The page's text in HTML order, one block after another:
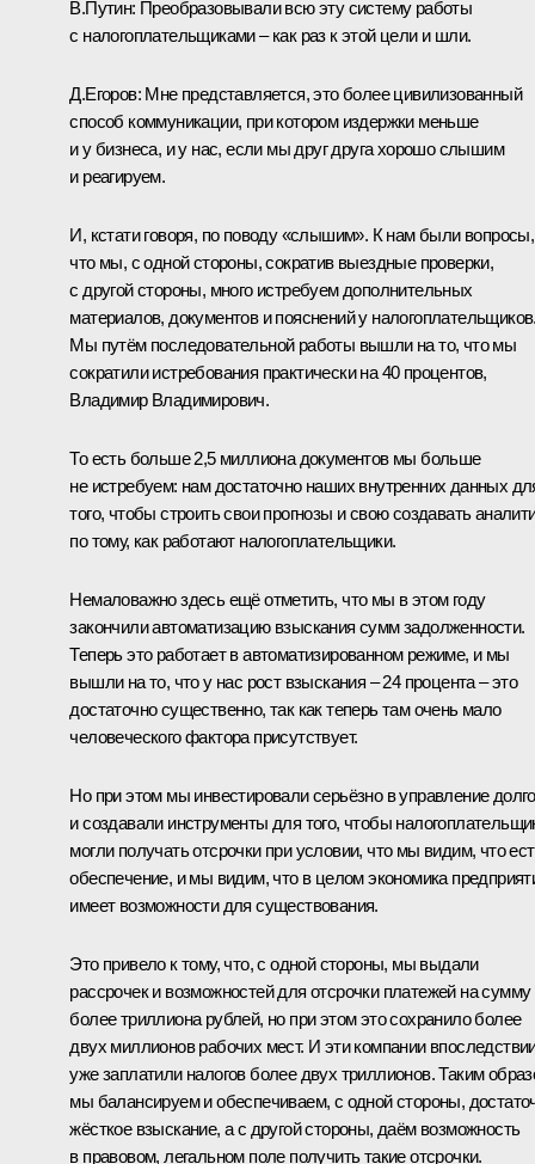
В.Путин: Преобразовывали всю эту систему работы
с налогоплательщиками – как раз к этой цели и шли.
Д.Егоров: Мне представляется, это более цивилизованный
способ коммуникации, при котором издержки меньше
и у бизнеса, и у нас, если мы друг друга хорошо слышим
и реагируем.
И, кстати говоря, по поводу «слышим». К нам были вопросы,
что мы, с одной стороны, сократив выездные проверки,
с другой стороны, много истребуем дополнительных
материалов, документов и пояснений у
Мы путём последовательной работы вышли на то, что мы
сократили истребования практически на 40 процентов,
Владимир Владимирович.
То есть больше 2,5 миллиона документов мы больше
не истребуем: нам достаточно наших внутренних данных
того, чтобы строить свои прогнозы и свою создавать
по тому, как работают налогоплательщики.
Немаловажно здесь ещё отметить, что мы в этом году
закончили автоматизацию взыскания сумм задолженности.
Теперь это работает в автоматизированном режиме, и мы
вышли на то, что у нас рост взыскания – 24 процента – это
достаточно существенно, так как теперь там очень мало
человеческого фактора присутствует.
Но при этом мы инвестировали серьёзно в управление
и создавали инструменты для того, чтобы
могли получать отсрочки при условии, что мы видим, что
обеспечение, и мы видим, что в целом экономика
имеет возможности для существования.
Это привело к тому, что, с одной стороны, мы выдали
рассрочек и возможностей для отсрочки платежей на сумму
более триллиона рублей, но при этом это сохранило более
двух миллионов рабочих мест. И эти компании
уже заплатили налогов более двух триллионов. Таким
мы балансируем и обеспечиваем, с одной стороны,
жёсткое взыскание, а с другой стороны, даём возможность
в правовом, легальном поле получить такие отсрочки.